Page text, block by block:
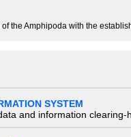
the Amphipoda with the
SYSTEM
and information